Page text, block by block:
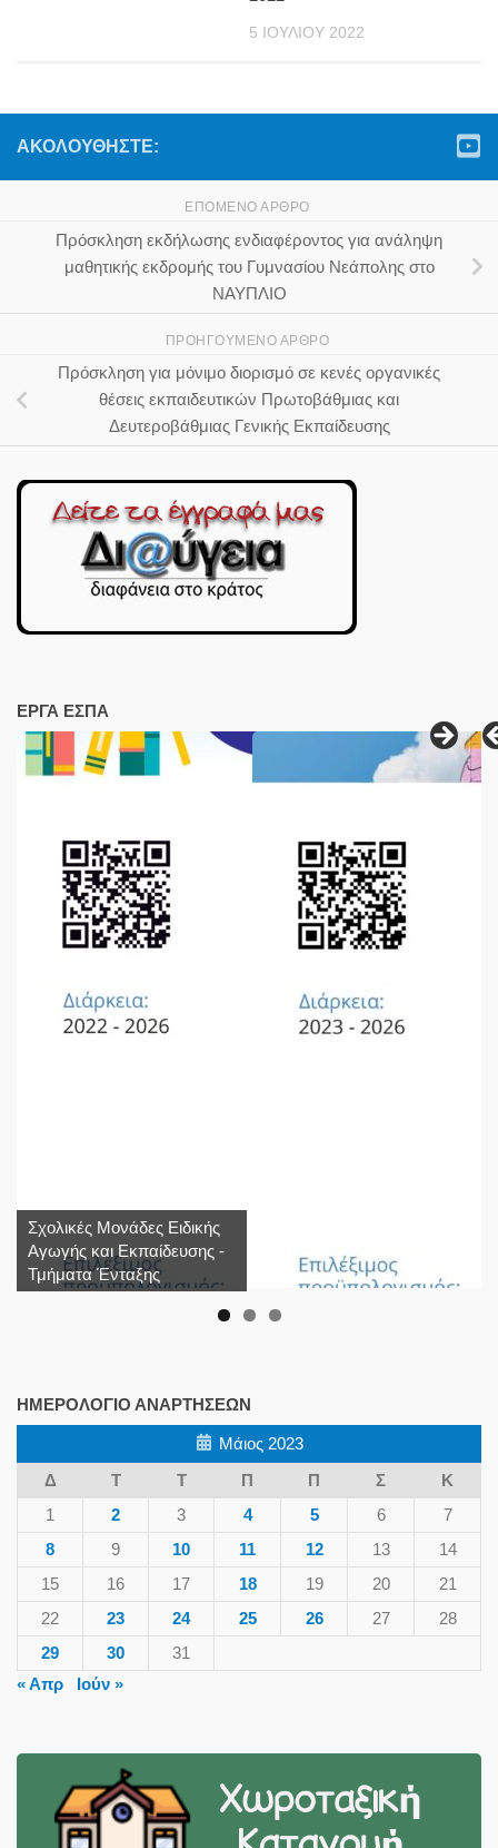
5 ΙΟΥΛΊΟΥ 2022
ΑΚΟΛΟΥΘΉΣΤΕ:
ΕΠΌΜΕΝΟ ΆΡΘΡΟ
Πρόσκληση εκδήλωσης ενδιαφέροντος για ανάληψη
μαθητικής εκδρομής του Γυμνασίου Νεάπολης στο
ΝΑΥΠΛΙΟ
ΠΡΟΗΓΟΎΜΕΝΟ ΆΡΘΡΟ
Πρόσκληση για μόνιμο διορισμό σε κενές οργανικές
θέσεις εκπαιδευτικών Πρωτοβάθμιας και
Δευτεροβάθμιας Γενικής Εκπαίδευσης
ΕΡΓΑ ΕΣΠΑ
Σχολικές Μονάδες Ειδικής
Αγωγής και Εκπαίδευσης -
Τμήματα Ένταξης
ΗΜΕΡΟΛΌΓΙΟ ΑΝΑΡΤΉΣΕΩΝ
Μάιος 2023
Δ
Τ Τ Π Π Σ
Κ
1
2 3 4 5 6
7
8
9 10 11 12 13
14
15
16 17 18 19 20
21
22
23 24 25 26 27
28
29
30
31
« Απρ
Ιούν »